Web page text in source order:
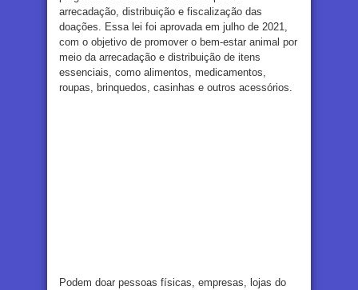
arrecadação, distribuição e fiscalização das
doações. Essa lei foi aprovada em julho de 2021,
com o objetivo de promover o bem-estar animal por
meio da arrecadação e distribuição de itens
essenciais, como alimentos, medicamentos,
roupas, brinquedos, casinhas e outros acessórios.
Podem doar pessoas físicas, empresas, lojas do